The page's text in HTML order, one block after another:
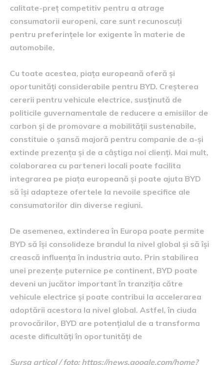
calitate-preț competitiv pentru a atrage
consumatorii europeni, care sunt recunoscuți
pentru preferințele lor exigente în materie de
automobile.
Cu toate acestea, piața europeană oferă și
oportunități considerabile pentru BYD. Creșterea
cererii pentru vehicule electrice, susținută de
politicile guvernamentale de reducere a emisiilor de
carbon și de promovare a mobilității sustenabile,
constituie o șansă majoră pentru companie de a-și
extinde prezența și de a câștiga noi clienți. Mai mult,
colaborarea cu parteneri locali poate facilita
integrarea pe piața europeană și poate ajuta BYD
să își adapteze ofertele la nevoile specifice ale
consumatorilor din diverse regiuni.
De asemenea, extinderea în Europa poate permite
BYD să își consolideze brandul la nivel global și să își
crească influența în industria auto. Prin stabilirea
unei prezențe puternice pe continent, BYD poate
deveni un jucător important în tranziția către
vehicule electrice și poate contribui la accelerarea
adoptării acestora la nivel global. Astfel, în ciuda
provocărilor, BYD are potențialul de a transforma
aceste dificultăți în oportunități de
Sursa articol / foto: https://news.google.com/home?